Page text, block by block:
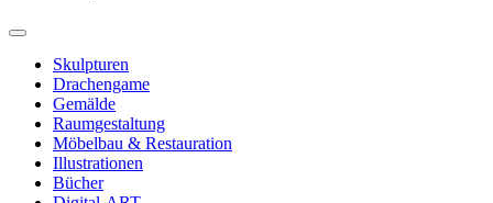
Skulpturen
Drachengame
Gemälde
Raumgestaltung
Möbelbau & Restauration
Illustrationen
Bücher